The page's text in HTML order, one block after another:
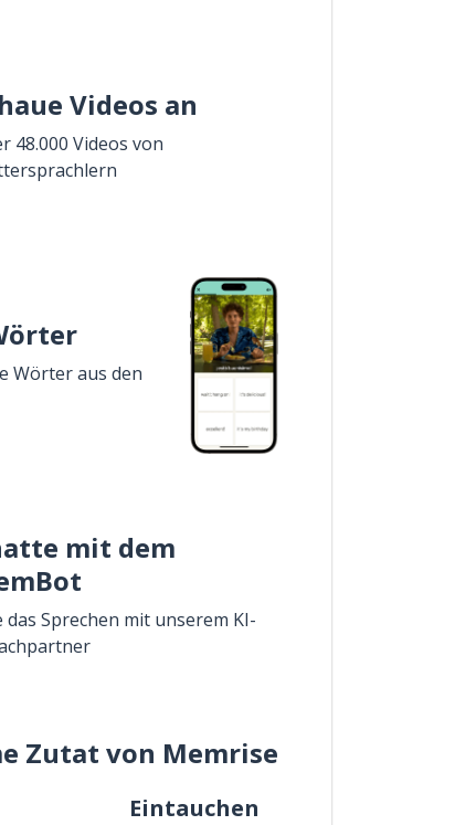
Videos an
48.000 Videos von
Wörter aus den
mit dem
das Sprechen mit unserem KI-
Zutat von Memrise
Eintauchen